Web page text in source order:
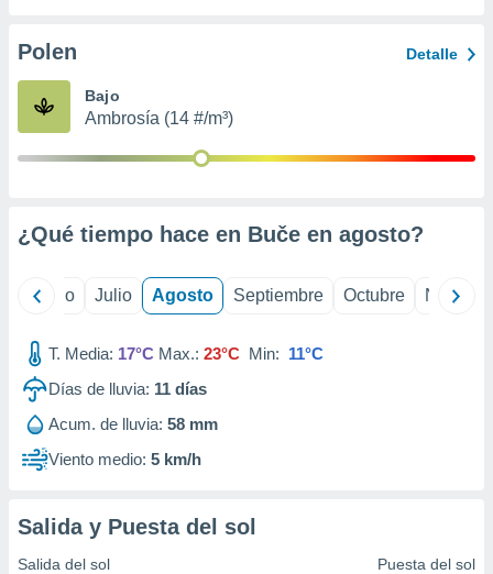
e
mediante
publicidad
publicidad
1199
Polen Detalle
Bajo
Ambrosía (14 #/m³)
¿Qué tiempo hace en Buče en agosto?
Junio Julio Agosto Septiembre Octubre
T. Media: 17°C Max.: 23°C Min: 11°C
Días de lluvia: 11 días
Acum. de lluvia: 58 mm
Viento medio: 5 km/h
Salida y Puesta del sol
Salida del sol Puesta del sol